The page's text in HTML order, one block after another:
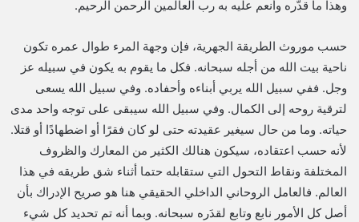
وهذا ما قدّره وأنعم عليه به رب العالمين الرحمن الرحيم.
حسب موروث الطريقة الجهرية، فإن وجهة المرء طوال عمره تكون
ناحية بيت الله من أجله سبحانه. فكل ما يقوم به يكون في سبيله عز
وجل. ففي سبيل الله يربي أبناءه وأحفاده. وفي سبيل الله يسعى
لترقية روحه إلى الكمال. وفي سبيل الله سيبقى على توجه واحد مدى
حياته. وما من حال سيغير عقيدته حتى لو كان فقرًا أو اضطهادًا أو قتلا.
لأنه حسب اعتقاده، سيكون هنالك الكثير من المعارك والظروف
المختلفة ونقاط التحول التي ستقابله حتما أثناء شق طريقه في هذا
العالم. فالعامل الروحاني الداخلي الحقيقي هنا هو صريح الإدراك بأن
أصل كل الأمور نابع وتابع لقدَره سبحانه. وبما أنه تم تحديد كل شيء